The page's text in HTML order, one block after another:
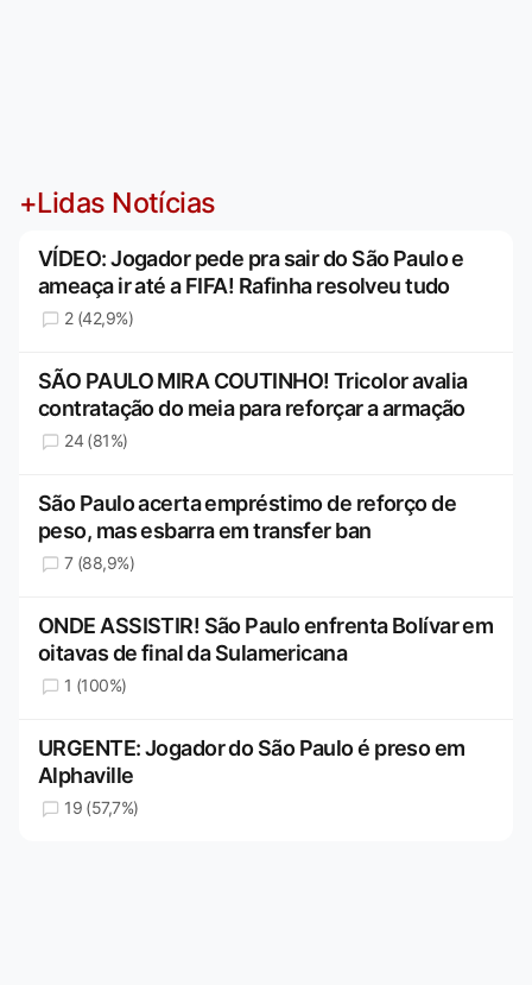
+Lidas Notícias
VÍDEO: Jogador pede pra sair do São Paulo e
ameaça ir até a FIFA! Rafinha resolveu tudo
2 (42,9%)
SÃO PAULO MIRA COUTINHO! Tricolor avalia
contratação do meia para reforçar a armação
24 (81%)
São Paulo acerta empréstimo de reforço de
peso, mas esbarra em transfer ban
7 (88,9%)
ONDE ASSISTIR! São Paulo enfrenta Bolívar em
oitavas de final da Sulamericana
1 (100%)
URGENTE: Jogador do São Paulo é preso em
Alphaville
19 (57,7%)